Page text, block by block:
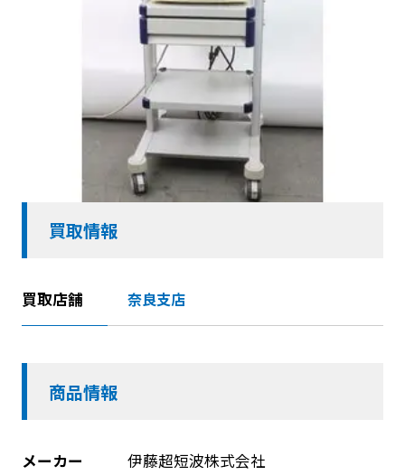
買取情報
買取店舗 奈良支店
商品情報
メーカー 伊藤超短波株式会社